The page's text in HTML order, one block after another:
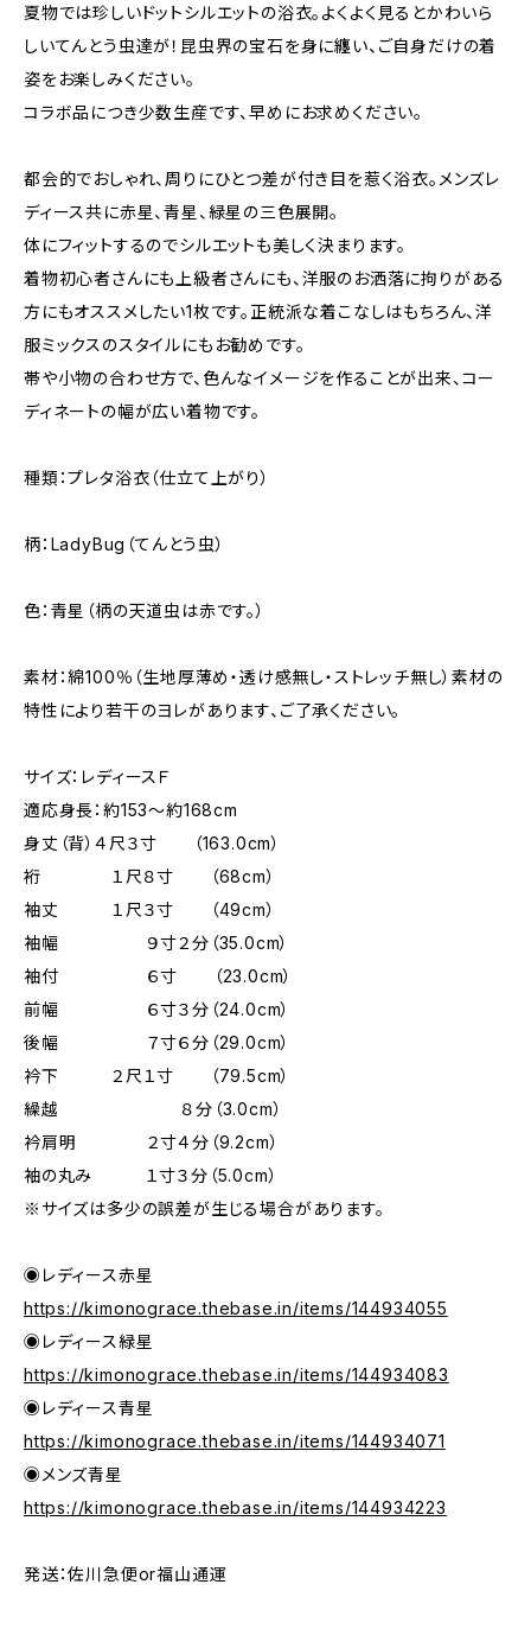
夏物では珍しいドットシルエットの浴衣。よくよく見るとかわいら
しいてんとう虫達が！昆虫界の宝石を身に纏い、ご自身だけの着
姿をお楽しみください。
コラボ品につき少数生産です、早めにお求めください。
都会的でおしゃれ、周りにひとつ差が付き目を惹く浴衣。メンズレ
ディース共に赤星、青星、緑星の三色展開。
体にフィットするのでシルエットも美しく決まります。
着物初心者さんにも上級者さんにも、洋服のお洒落に拘りがある
方にもオススメしたい1枚です。正統派な着こなしはもちろん、洋
服ミックスのスタイルにもお勧めです。
帯や小物の合わせ方で、色んなイメージを作ることが出来、コー
ディネートの幅が広い着物です。
種類：プレタ浴衣（仕立て上がり）
柄：LadyBug（てんとう虫）
色：青星（柄の天道虫は赤です。）
素材：綿100％（生地厚薄め・透け感無し・ストレッチ無し）素材の
特性により若干のヨレがあります、ご了承ください。
サイズ：レディースＦ
適応身長：約153～約168cm
身丈（背）４尺３寸 （163.0cm）
裄 １尺８寸 （68cm）
袖丈 １尺３寸 （49cm）
袖幅 ９寸２分（35.0cm）
袖付 ６寸 （23.0cm）
前幅 ６寸３分（24.0cm）
後幅 ７寸６分（29.0cm）
衿下 ２尺１寸 （79.5cm）
繰越 ８分（3.0cm）
衿肩明 ２寸４分（9.2cm）
袖の丸み １寸３分（5.0cm）
※サイズは多少の誤差が生じる場合があります。
◉レディース赤星
https://kimonograce.thebase.in/items/144934055
◉レディース緑星
https://kimonograce.thebase.in/items/144934083
◉レディース青星
https://kimonograce.thebase.in/items/144934071
◉メンズ青星
https://kimonograce.thebase.in/items/144934223
発送：佐川急便or福山通運